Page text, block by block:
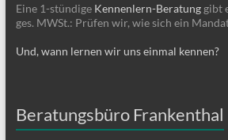
Eine 1-stündige Kennenlern-Beratunggibt
ges. MWSt.: Prüfen wir, wie sich ein
Und, wann lernen wir uns einmal kennen?
Beratungsbüro Frankenthal